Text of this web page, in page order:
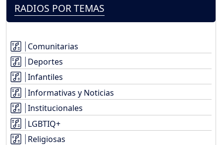
RADIOS POR TEMAS
Comunitarias
Deportes
Infantiles
Informativas y Noticias
Institucionales
LGBTIQ+
Religiosas